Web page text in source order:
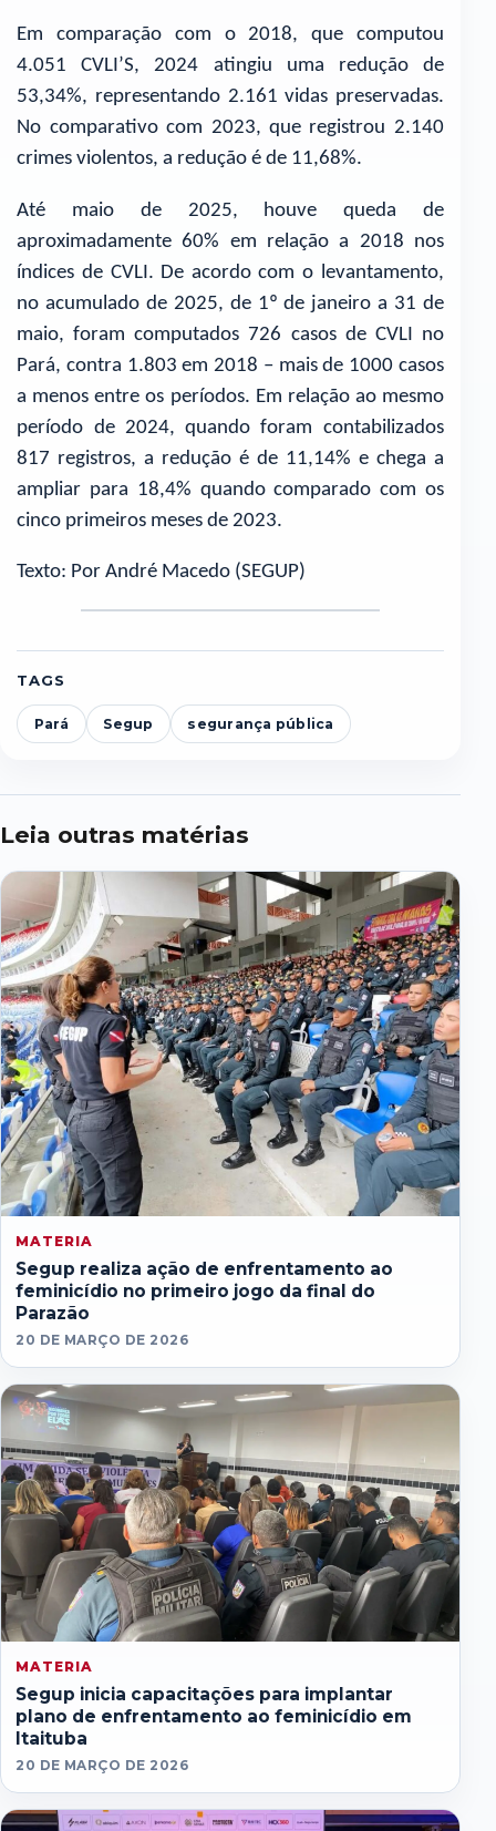
Em comparação com o 2018, que computou
4.051 CVLI’S, 2024 atingiu uma redução de
53,34%, representando 2.161 vidas preservadas.
No comparativo com 2023, que registrou 2.140
crimes violentos, a redução é de 11,68%.
Até maio de 2025, houve queda de
aproximadamente 60% em relação a 2018 nos
índices de CVLI. De acordo com o levantamento,
no acumulado de 2025, de 1º de janeiro a 31 de
maio, foram computados 726 casos de CVLI no
Pará, contra 1.803 em 2018 – mais de 1000 casos
a menos entre os períodos. Em relação ao mesmo
período de 2024, quando foram contabilizados
817 registros, a redução é de 11,14% e chega a
ampliar para 18,4% quando comparado com os
cinco primeiros meses de 2023.
Texto: Por André Macedo (SEGUP)
TAGS
Pará Segup segurança pública
Leia outras matérias
MATERIA
Segup realiza ação de enfrentamento ao
feminicídio no primeiro jogo da final do
Parazão
20 DE MARÇO DE 2026
MATERIA
Segup inicia capacitações para implantar
plano de enfrentamento ao feminicídio em
Itaituba
20 DE MARÇO DE 2026